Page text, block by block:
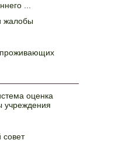
...
жалобы
оценка
учреждения
совет